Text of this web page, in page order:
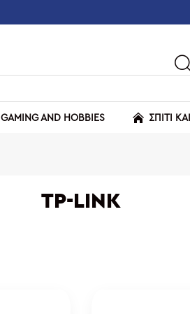
GAMING AND HOBBIES ΣΠΙΤΙ
TP-LINK